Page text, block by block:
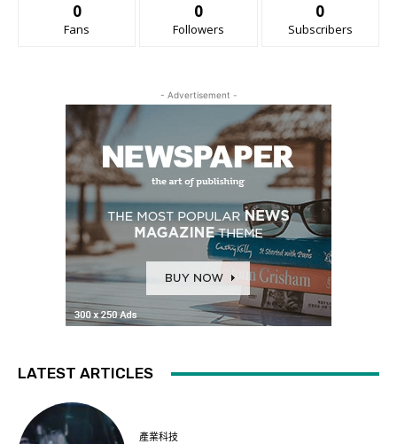
0
Fans
0
Followers
0
Subscribers
- Advertisement -
LATEST ARTICLES
產業科技